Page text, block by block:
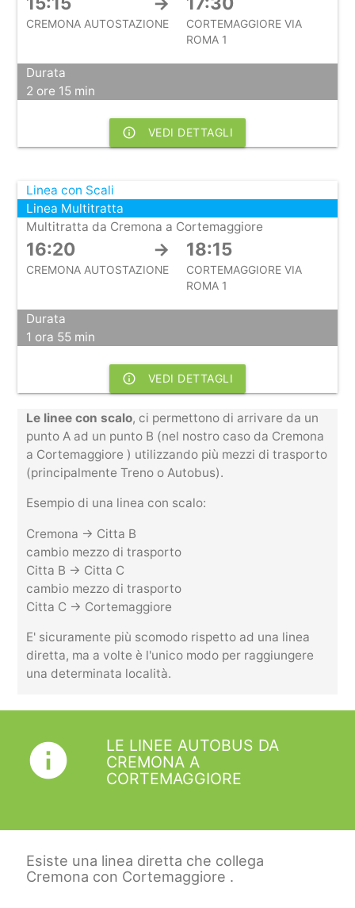
CREMONA AUTOSTAZIONE
CORTEMAGGIORE VIA
ROMA 1
Durata
2 ore 15 min
info_outline VEDI DETTAGLI
Linea con Scali
Linea Multitratta
Multitratta da Cremona a Cortemaggiore
16:20 → 18:15
CREMONA AUTOSTAZIONE
CORTEMAGGIORE VIA
ROMA 1
Durata
1 ora 55 min
info_outline VEDI DETTAGLI
Le linee con scalo, ci permettono di arrivare da un
punto A ad un punto B (nel nostro caso da Cremona
a Cortemaggiore ) utilizzando più mezzi di trasporto
(principalmente Treno o Autobus).
Esempio di una linea con scalo:
Cremona -> Citta B
cambio mezzo di trasporto
Citta B -> Citta C
cambio mezzo di trasporto
Citta C -> Cortemaggiore
E' sicuramente più scomodo rispetto ad una linea
diretta, ma a volte è l'unico modo per raggiungere
una determinata località.
info
LE LINEE AUTOBUS DA
CREMONA A
CORTEMAGGIORE
Esiste una linea diretta che collega
Cremona con Cortemaggiore .